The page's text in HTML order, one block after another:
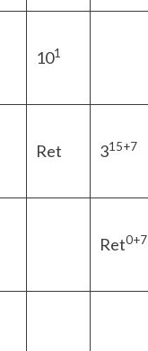
101
Ret 315+7
Ret0+7